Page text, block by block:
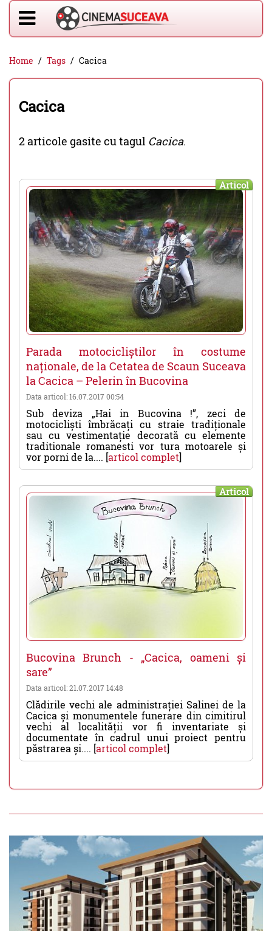
Home Tags Cacica
Cacica
2 articole gasite cu tagul Cacica.
Articol
Parada motocicliștilor în costume
naționale, de la Cetatea de Scaun Suceava
la Cacica – Pelerin în Bucovina
Data articol: 16.07.2017 00:54
Sub deviza „Hai in Bucovina !”, zeci de
motocicliști îmbrăcați cu straie tradiționale
sau cu vestimentație decorată cu elemente
traditionale romanesti vor tura motoarele și
vor porni de la.... [articol complet]
Articol
Bucovina Brunch - „Cacica, oameni și
sare”
Data articol: 21.07.2017 14:48
Clădirile vechi ale administrației Salinei de la
Cacica și monumentele funerare din cimitirul
vechi al localității vor fi inventariate și
documentate în cadrul unui proiect pentru
păstrarea și.... [articol complet]